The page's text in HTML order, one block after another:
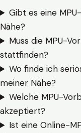
Gibt es eine
Nähe?
Muss die MPU-
stattfinden?
Wo finde ich
meiner Nähe?
Welche MPU-
akzeptiert?
Ist eine Online-